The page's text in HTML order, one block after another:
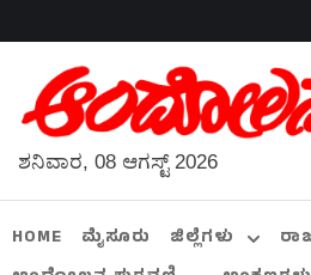
ಶನಿವಾರ, 08 ಆಗಸ್ಟ್ 2026
HOME ಮೈಸೂರು ಜಿಲ್ಲೆಗಳು